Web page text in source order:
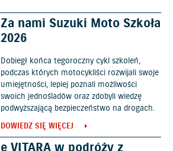
Za nami Suzuki Moto Szkoła
2026
Dobiegł końca tegoroczny cykl szkoleń,
podczas których motocykliści rozwijali swoje
umiejętności, lepiej poznali możliwości
swoich jednośladów oraz zdobyli wiedzę
podwyższającą bezpieczeństwo na drogach.
DOWIEDZ SIĘ WIĘCEJ